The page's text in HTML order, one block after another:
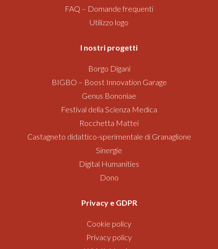
FAQ – Domande frequenti
Utilizzo logo
I nostri progetti
Borgo Digani
BIGBO – Boost Innovation Garage
Genus Bononiae
Festival della Scienza Medica
Rocchetta Mattei
Castagneto didattico-sperimentale di Granaglione
Sinergie
Digital Humanities
Dono
Privacy e GDPR
Cookie policy
Privacy policy